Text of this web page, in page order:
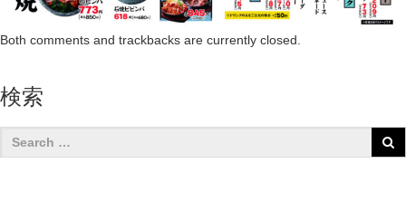
Both comments and trackbacks are currently closed.
検索